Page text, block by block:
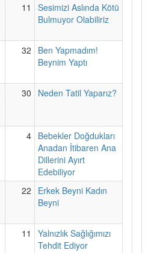
11
Sesimizi Aslında Kötü
Bulmuyor Olabiliriz
32
Ben Yapmadım!
Beynim Yaptı
30 Neden Tatil Yaparız?
4 Bebekler Doğdukları
Anadan İtibaren Ana
Dillerini Ayırt
Edebiliyor
22
Erkek Beyni Kadın
Beyni
11
Yalnızlık Sağlığımızı
Tehdit Ediyor